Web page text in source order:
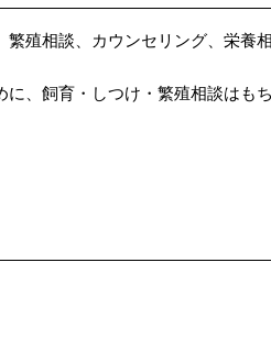
殖相談、カウンセリング、栄養
に、飼育・しつけ・繁殖相談はも